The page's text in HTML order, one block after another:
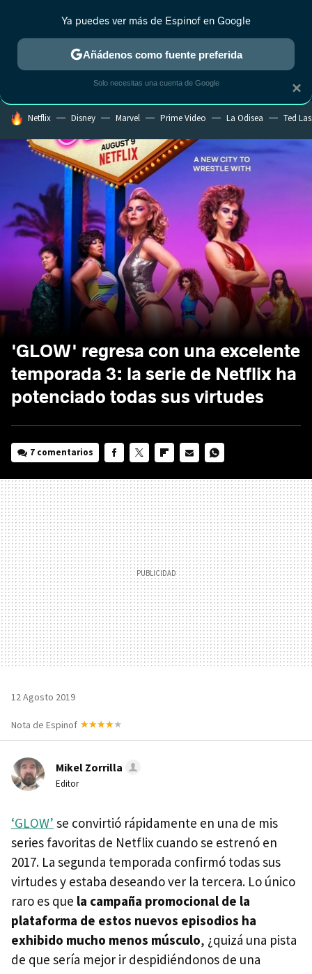
MENÚ NUEVO
ESTRENOS REALITY ANIME RANKINGS CINE
HOY SE HABLA DE
Netflix Disney Marvel Prime Video La Odisea Ted
'GLOW' regresa con una excelente
temporada 3: la serie de Netflix ha
potenciado todas sus virtudes
7 comentarios
MAIL
12 Agosto 2019
Nota de Espinof
Mikel Zorrilla
Editor
‘GLOW’ se convirtió rápidamente en una de mis
series favoritas de Netflix cuando se estrenó en
2017. La segunda temporada confirmó todas sus
virtudes y estaba deseando ver la tercera. Lo único
raro es que la campaña promocional de la
plataforma de estos nuevos episodios ha
exhibido mucho menos músculo, ¿quizá una pista
de que sería mejor ir despidiéndonos de una
×
Ya puedes ver más de Espinof en Google
Añádenos como fuente preferida
Solo necesitas una cuenta de Google